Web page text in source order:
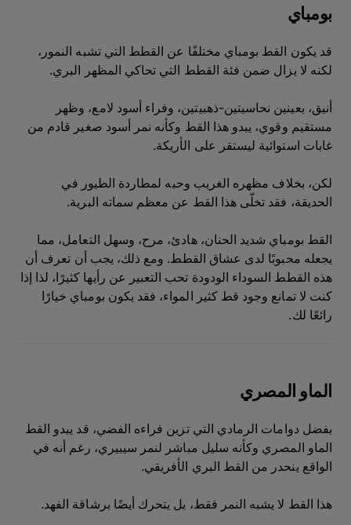
بومباي
قد يكون القط بومباي مختلفًا عن القطط التي تشبه النمور،
لكنه لا يزال ضمن فئة القطط التي تحاكي المظهر البري.
أنيق، بعينين نحاسيتين-ذهبيتين، وفراء أسود لامع، وظهر
مستقيم وقوي، يبدو هذا القط وكأنه نمر أسود صغير قادم من
غابات استوائية ليستقر على الأريكة.
لكن، بخلاف مظهره الغريب وحبه لمطاردة الطيور في
الحديقة، فقد تخلّى هذا القط عن معظم سماته البرية.
القط بومباي شديد الحنان، هادئ، مرح، وسهل التعامل، مما
يجعله محبوبًا لدى عشاق القطط. ومع ذلك، يجب أن تعرف أن
هذه القطط السوداء الودودة تحب التعبير عن رأيها كثيرًا، لذا إذا
كنت لا تمانع وجود قط كثير المواء، فقد يكون بومباي خيارًا
رائعًا لك.
الماو المصري
بفضل دوامات الرمادي التي تزين فراءه الفضي، قد يبدو القط
الماو المصري وكأنه سليل مباشر لنمر سيبيري، رغم أنه في
الواقع ينحدر من القط البري الأفريقي.
هذا القط لا يشبه النمر فقط، بل يتحرك أيضًا برشاقة الفهد.